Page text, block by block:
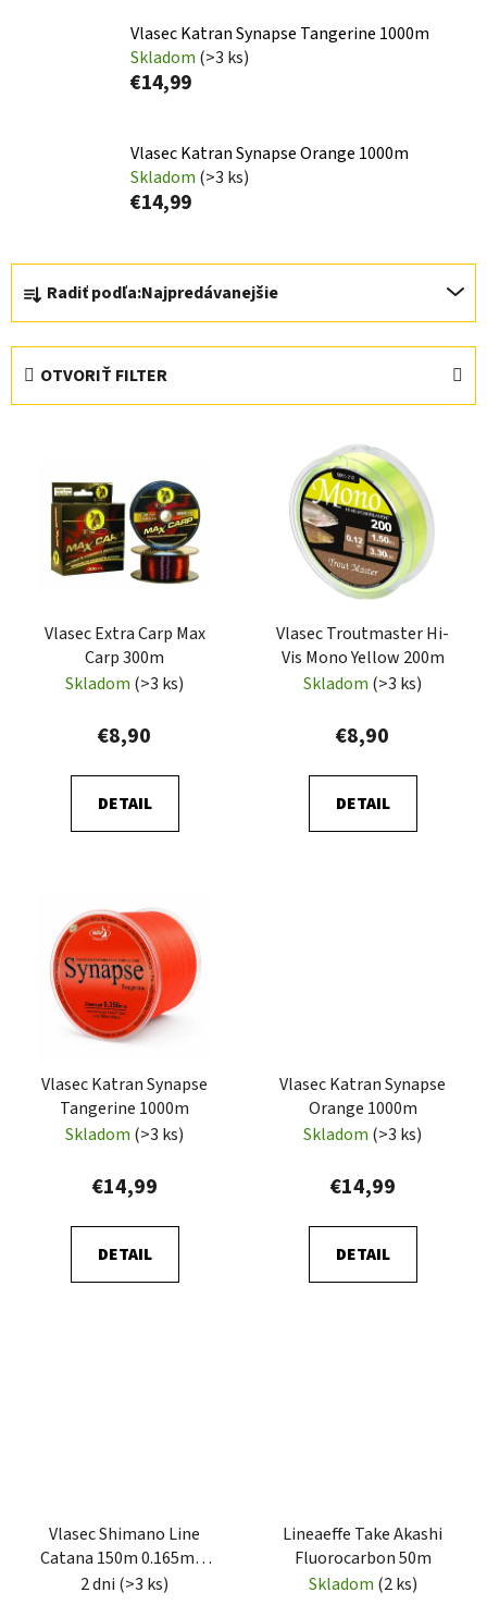
Vlasec Katran Synapse Tangerine 1000m
Skladom (>3 ks)
€14,99
Vlasec Katran Synapse Orange 1000m
Skladom (>3 ks)
€14,99
R
a
d
Radiť podľa:Najpredávanejšie
OTVORIŤ FILTER
Vlasec Extra Carp Max
Carp 300m
Skladom (>3 ks)
€8,90
DETAIL
Vlasec Troutmaster Hi-
Vis Mono Yellow 200m
Skladom (>3 ks)
€8,90
DETAIL
Vlasec Katran Synapse
Tangerine 1000m
Skladom (>3 ks)
€14,99
DETAIL
Vlasec Katran Synapse
Orange 1000m
Skladom (>3 ks)
€14,99
DETAIL
Vlasec Shimano Line
Catana 150m 0.165mm
2,9kg Grey
2 dni (>3 ks)
Lineaeffe Take Akashi
Fluorocarbon 50m
Skladom (2 ks)